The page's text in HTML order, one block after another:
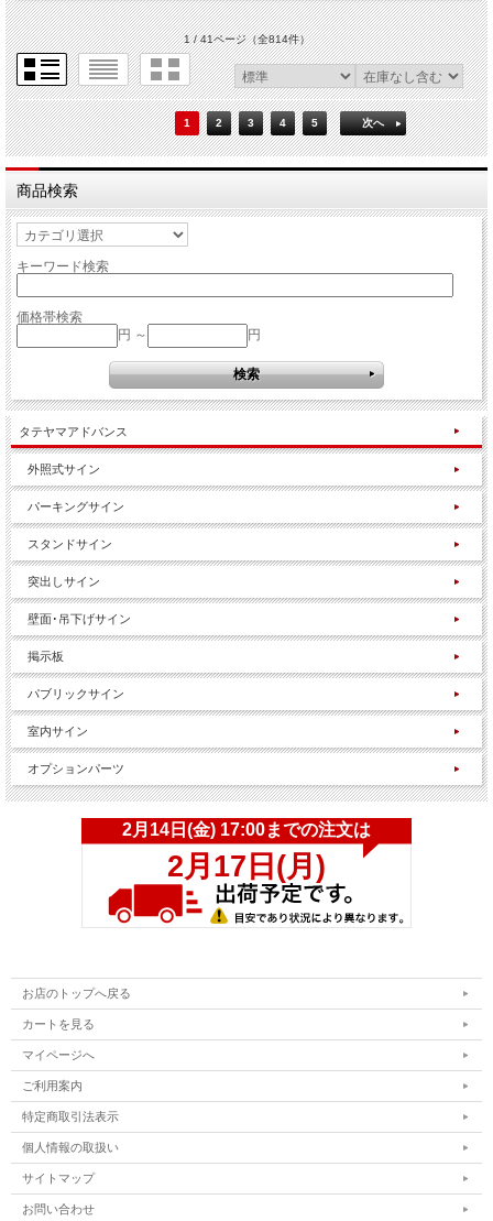
1 / 41ページ（全814件）
1 2 3 4 5 次へ
商品検索
キーワード検索
価格帯検索
円 ～
円
タテヤマアドバンス
外照式サイン
パーキングサイン
スタンドサイン
突出しサイン
壁面･吊下げサイン
掲示板
パブリックサイン
室内サイン
オプションパーツ
お店のトップへ戻る
カートを見る
マイページへ
ご利用案内
特定商取引法表示
個人情報の取扱い
サイトマップ
お問い合わせ